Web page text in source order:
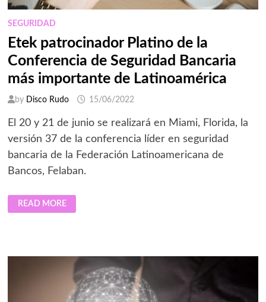
SEGURIDAD
Etek patrocinador Platino de la
Conferencia de Seguridad Bancaria
más importante de Latinoamérica
by Disco Rudo 15/06/2022
El 20 y 21 de junio se realizará en Miami, Florida, la
versión 37 de la conferencia líder en seguridad
bancaria de la Federación Latinoamericana de
Bancos, Felaban.
ETEK
PATROCINADOR
PLATINO
SEGURIDAD
LATINOAMÉRICA
READ MORE